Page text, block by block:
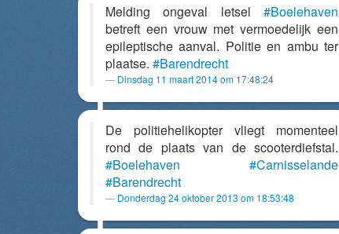
Melding ongeval letsel #Boelehaven
betreft een vrouw met vermoedelijk een
epileptische aanval. Politie en ambu ter
plaatse. #Barendrecht
Dinsdag 11 maart 2014 om 17:48:24
De politiehelikopter vliegt momenteel
rond de plaats van de scooterdiefstal.
#Boelehaven
#Carnisselande
#Barendrecht
Donderdag 24 oktober 2013 om 18:53:48